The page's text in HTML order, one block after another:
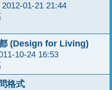
2012-01-21 21:44
(Design for Living)
10-24 16:53
格式